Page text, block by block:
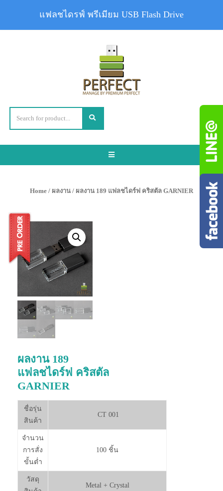
Toggle
Home / ผลงาน / ผลงาน 189 แฟลชไดร์ฟ คริสตัล GARNIER
ผลงาน 189
แฟลชไดร์ฟ คริสตัล
GARNIER
ชื่อรุ่น
สินค้า
CT 001
จำนวน
การสั่ง
ขั้นต่ำ
100 ชิ้น
วัสดุ
Metal + Crystal
แฟลชไดรฟ์ พรีเมียม USB Flash Drive